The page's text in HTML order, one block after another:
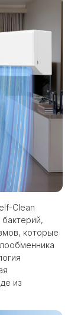
Clean
которые
из